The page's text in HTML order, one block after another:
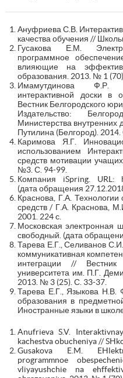
Ануфриева С.В.
качества обучения //
Гусакова Е.М.
программное
влияющие на
образования. 2013. № 1
Имамутдинова Ф.Р.
интерактивной доски в
Вестник Белгородского
Издательство:
Министерства
Путилина (Белгород). 2014.
Каримова Я.Г.
использованием
средств мотивации
№3. С. 94-99.
Компания iSpring. URL:
(дата обращения
Краснова, Г.А.
средств / Г.А. Краснова,
2001. 224 с.
Московская электронная
свободный. (дата
Тарева Е.Г., Селиванов
коммуникативная
интеграции // Вестник
университета им. П.Г.
2013. № 3 (25). С. 33-37.
Тарева Е.Г., Языкова Н.В.
образования в
Иностранные языки в
Anufrieva S.V.
kachestva obucheniya //
Gusakova E.M.
programmnoe
vliyayushchie na